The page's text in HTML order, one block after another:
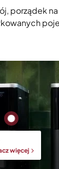
porządek
więcej